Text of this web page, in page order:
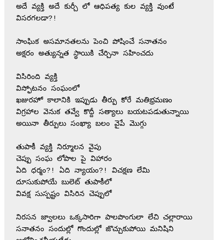
అదే వ్యక్తి అదే కుర్చీ లో ఆధిపత్య కుల వ్యక్తి వుంటే
విసరగలడా?!
సాంఘిక అసమానతలను పెంచి పోషించే సనాతనం
అక్షరం అత్యున్నత స్థాయికి చేర్చినా సహించదు
విసిరింది వ్యక్తి
విస్ఫోటనం సంఘంలో
ఖజురహో కాలానికి ఇప్పుడు తీర్పు కోరే మతిభ్రమణం
విగ్రహాల వెనుక తవ్వే కొద్దీ సత్యాలు బయటపడుతున్నాయి
అయినా తీర్పులు సంఖ్యా బలం వైపే మొగ్గు
తుపాకీ వ్యక్తి నిర్మూలన వైపు
చెప్పు సంఘ లోపాల పై విహారం
ఏది ధర్మం?! ఏది న్యాయం?! విచక్షణ లేమి
దూసుకుపోయే బులెట్ తుపాకీలో
వివక్ష సుస్పష్టం విసిరిన చెప్పులో
నిరసన జ్వాలలు ఒక్కసారిగా పాలపొంగులా లేచి చల్లారాయి
సనాతనం సందుల్లో గొందుల్లో జొచ్చుకుపోయి మనిషిని